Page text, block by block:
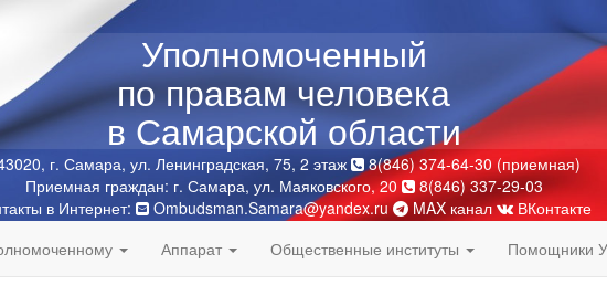
Уполномоченный
по правам человека
в Самарской области
г. Самара, ул. Ленинградская, 75, 2 этаж
8(846) 374-64-30 (приемная)
Приемная граждан: г. Самара, ул. Маяковского, 20
8(846) 337-29-03
в Интернет:
Ombudsman.Samara@yandex.ru MAX канал ВКонтакте
Аппарат Общественные институты Помощники